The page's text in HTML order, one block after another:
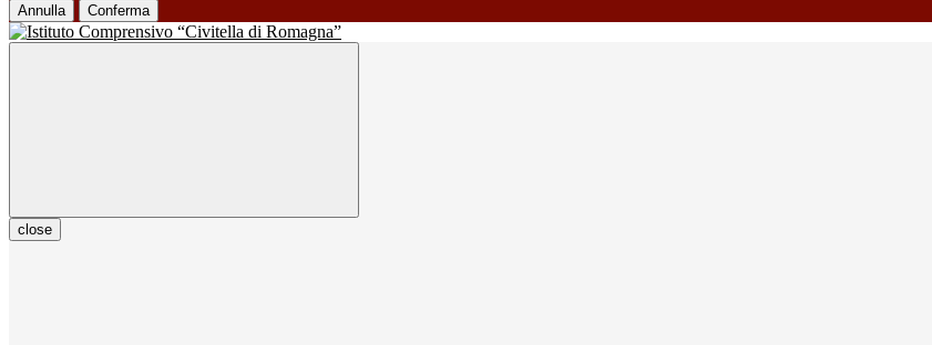
Annulla Conferma
close